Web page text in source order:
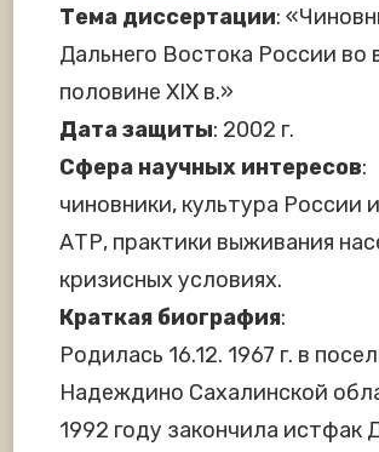
Тема диссертации:
Дальнего Востока России во
половине XIX в.»
Дата защиты: 2002 г.
Сфера научных интересов:
чиновники, культура России
АТР, практики выживания
кризисных условиях.
Краткая биография:
Родилась 16.12. 1967 г. в
Надеждино Сахалинской
1992 году закончила истфак